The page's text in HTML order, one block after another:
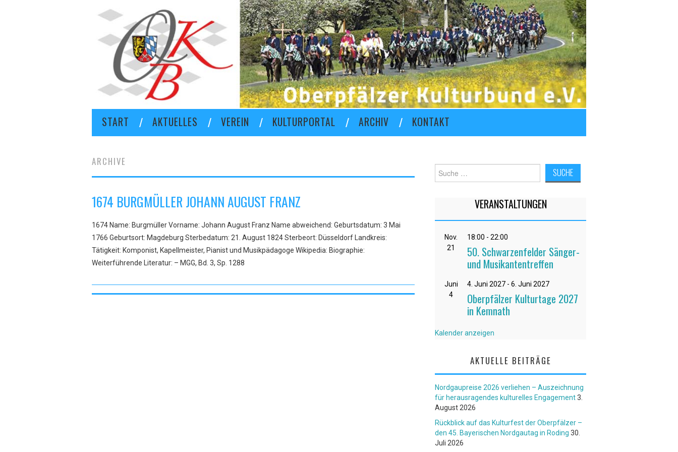
START AKTUELLES VEREIN KULTURPORTAL ARCHIV KONTAKT
ARCHIVE
1674 BURGMÜLLER JOHANN AUGUST FRANZ
1674 Name: Burgmüller Vorname: Johann August Franz Name abweichend: Geburtsdatum: 3 Mai
1766 Geburtsort: Magdeburg Sterbedatum: 21. August 1824 Sterbeort: Düsseldorf Landkreis:
Tätigkeit: Komponist, Kapellmeister, Pianist und Musikpädagoge Wikipedia: Biographie:
Weiterführende Literatur: – MGG, Bd. 3, Sp. 1288
nach:
VERANSTALTUNGEN
Nov.
21
18:00 - 22:00
50. Schwarzenfelder Sänger-
und Musikantentreffen
Juni
4
4. Juni 2027 - 6. Juni 2027
Oberpfälzer Kulturtage 2027
in Kemnath
Kalender anzeigen
AKTUELLE BEITRÄGE
Nordgaupreise 2026 verliehen – Auszeichnung
für herausragendes kulturelles Engagement3.
August 2026
Rückblick auf das Kulturfest der Oberpfälzer –
den 45. Bayerischen Nordgautag in Roding 30.
Juli 2026